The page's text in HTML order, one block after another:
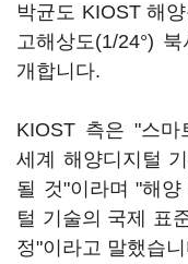
박균도 KIOST 해
고해상도(1/24°)
개합니다.
KIOST 측은 "스마
세계 해양디지털
될 것"이라며 "해
털 기술의 국제 표
정"이라고 말했습